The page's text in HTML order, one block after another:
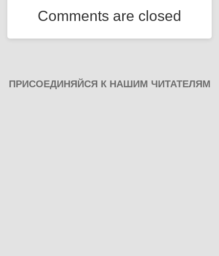
Comments are closed
ПРИСОЕДИНЯЙСЯ К НАШИМ ЧИТАТЕЛЯМ